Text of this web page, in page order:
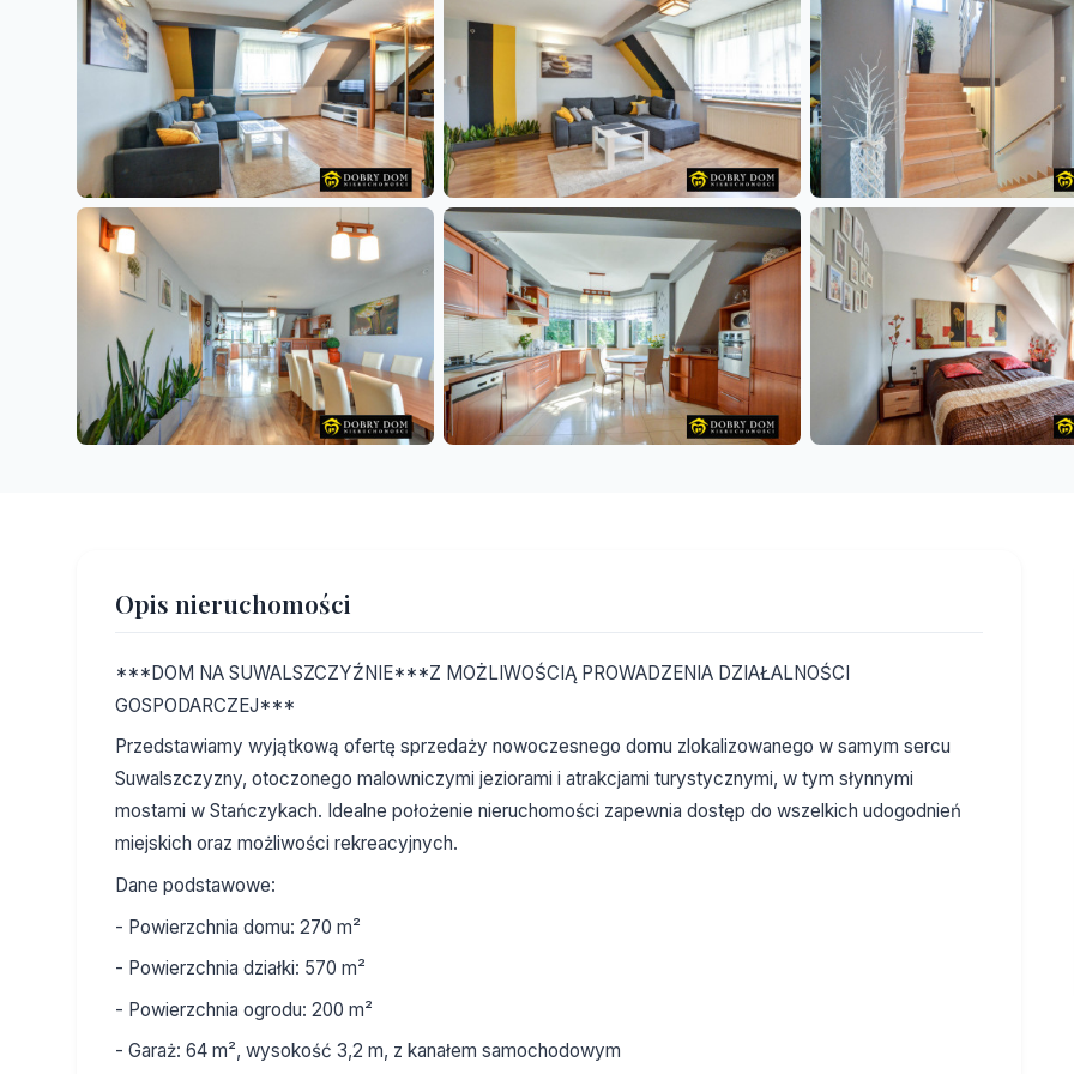
Opis nieruchomości
***DOM NA SUWALSZCZYŹNIE***Z MOŻLIWOŚCIĄ PROWADZENIA DZIAŁALNOŚCI
GOSPODARCZEJ***
Przedstawiamy wyjątkową ofertę sprzedaży nowoczesnego domu zlokalizowanego w samym sercu
Suwalszczyzny, otoczonego malowniczymi jeziorami i atrakcjami turystycznymi, w tym słynnymi
mostami w Stańczykach. Idealne położenie nieruchomości zapewnia dostęp do wszelkich udogodnień
miejskich oraz możliwości rekreacyjnych.
Dane podstawowe:
- Powierzchnia domu: 270 m²
- Powierzchnia działki: 570 m²
- Powierzchnia ogrodu: 200 m²
- Garaż: 64 m², wysokość 3,2 m, z kanałem samochodowym